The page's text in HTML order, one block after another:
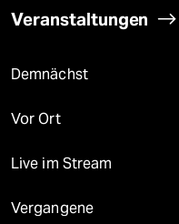
Veranstaltungen
Demnächst
Vor Ort
Live im Stream
Vergangene